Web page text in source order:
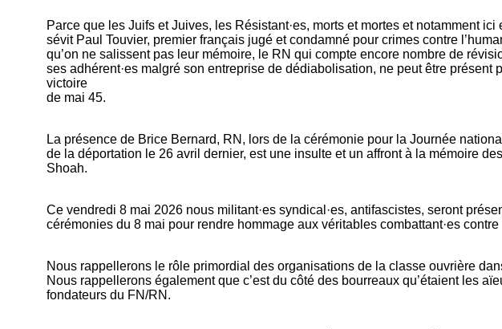
Parce que les Juifs et Juives, les Résistant·es, morts et mortes et notamment ici
sévit Paul Touvier, premier français jugé et condamné pour crimes contre
qu’on ne salissent pas leur mémoire, le RN qui compte encore nombre de
ses adhérent·es malgré son entreprise de dédiabolisation, ne peut être présent
victoire
de mai 45.
La présence de Brice Bernard, RN, lors de la cérémonie pour la Journée
de la déportation le 26 avril dernier, est une insulte et un affront à la mémoire
Shoah.
Ce vendredi 8 mai 2026 nous militant·es syndical·es, antifascistes, seront
cérémonies du 8 mai pour rendre hommage aux véritables combattant·es contre
Nous rappellerons le rôle primordial des organisations de la classe ouvrière
Nous rappellerons également que c’est du côté des bourreaux qu’étaient les
fondateurs du FN/RN.